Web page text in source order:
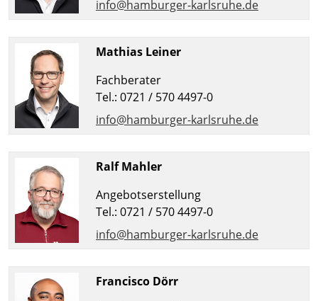
info@hamburger-karlsruhe.de
Mathias Leiner
Fachberater
Tel.: 0721 / 570 4497-0
info@hamburger-karlsruhe.de
Ralf Mahler
Angebotserstellung
Tel.: 0721 / 570 4497-0
info@hamburger-karlsruhe.de
Francisco Dörr